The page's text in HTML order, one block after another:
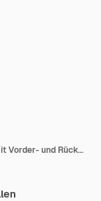
Leeres Visitenkartenmodell in Weißton mit Vorder- und Rückansicht